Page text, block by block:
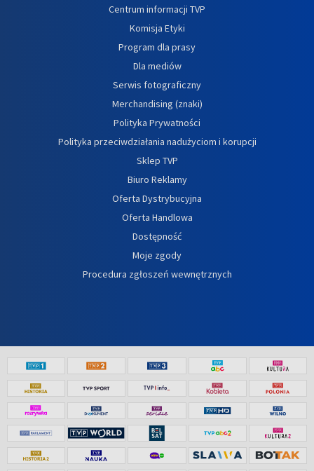
Centrum informacji TVP
Komisja Etyki
Program dla prasy
Dla mediów
Serwis fotograficzny
Merchandising (znaki)
Polityka Prywatności
Polityka przeciwdziałania nadużyciom i korupcji
Sklep TVP
Biuro Reklamy
Oferta Dystrybucyjna
Oferta Handlowa
Dostępność
Moje zgody
Procedura zgłoszeń wewnętrznych